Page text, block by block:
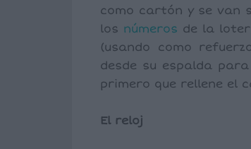
como cartón y se van
los números de la
(usando como
desde su espalda
primero que rellene el
El reloj